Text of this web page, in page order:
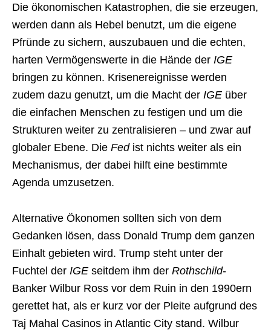
Die ökonomischen Katastrophen, die sie erzeugen,
werden dann als Hebel benutzt, um die eigene
Pfründe zu sichern, auszubauen und die echten,
harten Vermögenswerte in die Hände der IGE
bringen zu können. Krisenereignisse werden
zudem dazu genutzt, um die Macht der IGE über
die einfachen Menschen zu festigen und um die
Strukturen weiter zu zentralisieren – und zwar auf
globaler Ebene. Die Fedist nichts weiter als ein
Mechanismus, der dabei hilft eine bestimmte
Agenda umzusetzen.
Alternative Ökonomen sollten sich von dem
Gedanken lösen, dass Donald Trump dem ganzen
Einhalt gebieten wird. Trump steht unter der
Fuchtel der IGE seitdem ihm der Rothschild-
Banker Wilbur Ross vor dem Ruin in den 1990ern
gerettet hat, als er kurz vor der Pleite aufgrund des
Taj Mahal Casinos in Atlantic City stand. Wilbur